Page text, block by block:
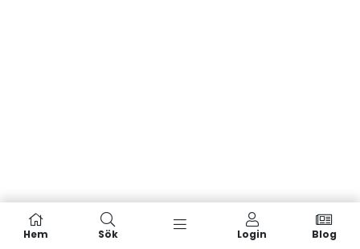
Hem Sök Login Blog